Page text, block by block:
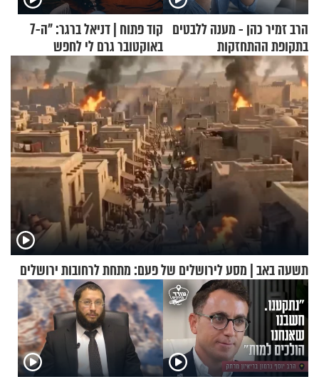
הרב זמיר כהן - מענה ללבטים
בתקופת ההתחזקות
קוד פתוח | דניאל ברגר: "ה-7
באוקטובר גרם לי לחפש
תשובות"
תשעה באב | מסע לירושלים של פעם: מתחת לרחובות ירושלים